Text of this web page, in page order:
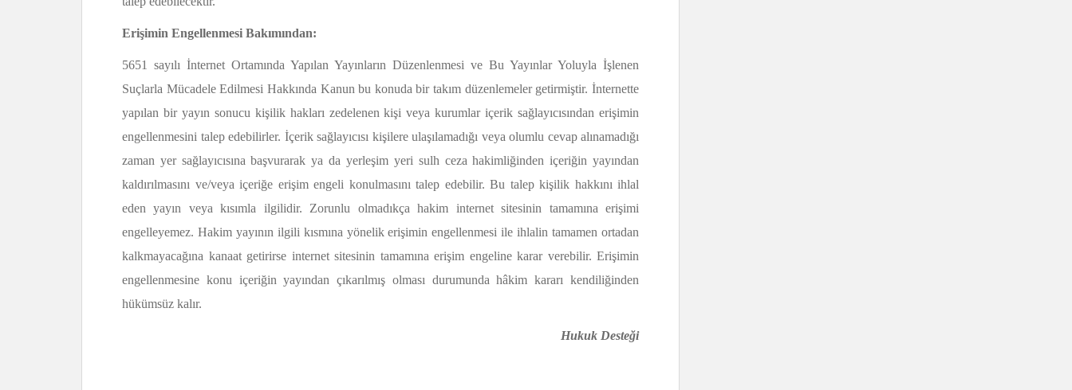
Erişimin Engellenmesi Bakımından:
5651 sayılı İnternet Ortamında Yapılan Yayınların Düzenlenmesi ve Bu Yayınlar Yoluyla İşlenen
Suçlarla Mücadele Edilmesi Hakkında Kanun bu konuda bir takım düzenlemeler getirmiştir. İnternette
yapılan bir yayın sonucu kişilik hakları zedelenen kişi veya kurumlar içerik sağlayıcısından erişimin
engellenmesini talep edebilirler. İçerik sağlayıcısı kişilere ulaşılamadığı veya olumlu cevap alınamadığı
zaman yer sağlayıcısına başvurarak ya da yerleşim yeri sulh ceza hakimliğinden içeriğin yayından
kaldırılmasını ve/veya içeriğe erişim engeli konulmasını talep edebilir. Bu talep kişilik hakkını ihlal
eden yayın veya kısımla ilgilidir. Zorunlu olmadıkça hakim internet sitesinin tamamına erişimi
engelleyemez. Hakim yayının ilgili kısmına yönelik erişimin engellenmesi ile ihlalin tamamen ortadan
kalkmayacağına kanaat getirirse internet sitesinin tamamına erişim engeline karar verebilir. Erişimin
engellenmesine konu içeriğin yayından çıkarılmış olması durumunda hâkim kararı kendiliğinden
hükümsüz kalır.
Hukuk Desteği